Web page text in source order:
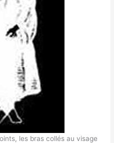
les bras collés au visage